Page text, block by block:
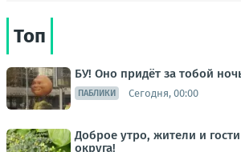
Топ
БУ! Оно придёт за тобой
ПАБЛИКИ Сегодня, 00:00
Доброе утро, жители и
округа!